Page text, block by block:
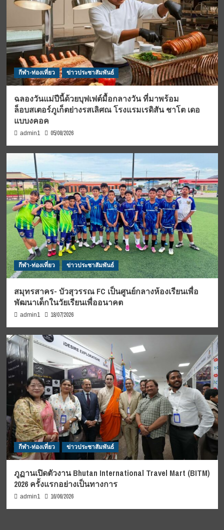
กีฬา-ท่องเที่ยว ข่าวประชาสัมพันธ์
ฉลองวันแม่ปีนี้ด้วยบุฟเฟต์มื้อกลางวัน ที่มาพร้อม
ล็อบสเตอร์ภูเก็ตย่างรสเลิศณ โรงแรมเรดิสัน ชาโต เดอ
แบบงคอค
admin1 05/08/2026
กีฬา-ท่องเที่ยว ข่าวประชาสัมพันธ์
สมุทรสาคร- บัวสุวรรณ FC เป็นศูนย์กลางห้องเรียนเพื่อ
พัฒนาเด็กในวัยเรียนเพื่ออนาคต
admin1 18/07/2026
กีฬา-ท่องเที่ยว ข่าวประชาสัมพันธ์
ภูฏานเปิดตัวงาน Bhutan International Travel Mart (BITM)
2026 ครั้งแรกอย่างเป็นทางการ
admin1 16/06/2026